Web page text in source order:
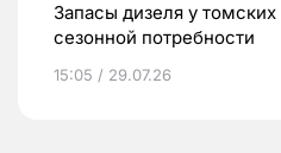
Запасы дизеля у
сезонной потребности
15:05 / 29.07.26